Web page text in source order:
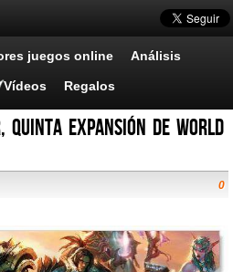
juegos online Análisis
Vídeos Regalos
expansión de World
0